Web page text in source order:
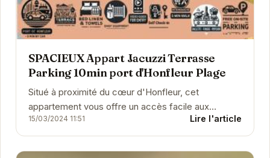
SPACIEUX Appart Jacuzzi Terrasse
Parking 10min port d'Honfleur Plage
Situé à proximité du cœur d'Honfleur, cet
appartement vous offre un accès facile aux
attractions locales tout en vous permettant de
profiter du...
15/03/2024 11:51 Lire l'article